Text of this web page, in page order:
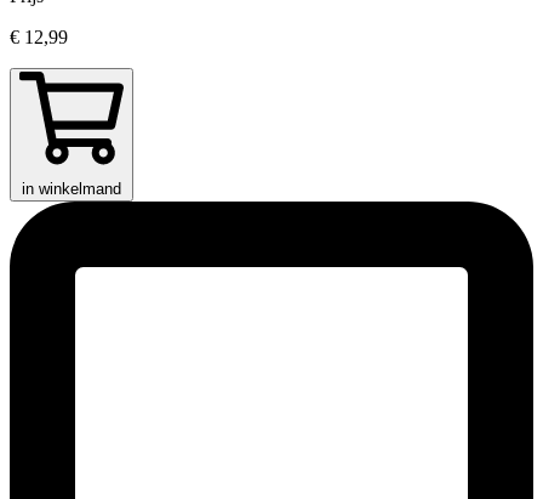
€ 12,99
in winkelmand